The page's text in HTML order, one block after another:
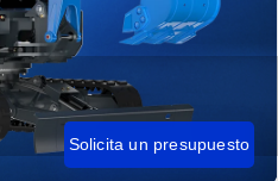
Solicita un presupuesto